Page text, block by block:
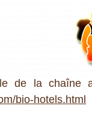
de la
bio-hotels.html